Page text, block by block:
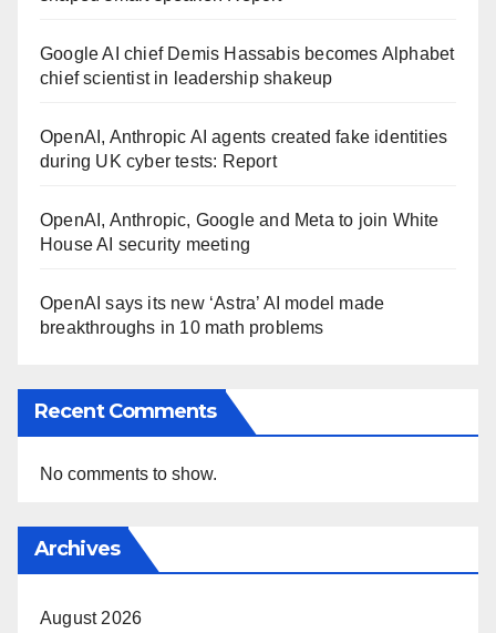
Google AI chief Demis Hassabis becomes Alphabet
chief scientist in leadership shakeup
OpenAI, Anthropic AI agents created fake identities
during UK cyber tests: Report
OpenAI, Anthropic, Google and Meta to join White
House AI security meeting
OpenAI says its new ‘Astra’ AI model made
breakthroughs in 10 math problems
Recent Comments
No comments to show.
Archives
August 2026